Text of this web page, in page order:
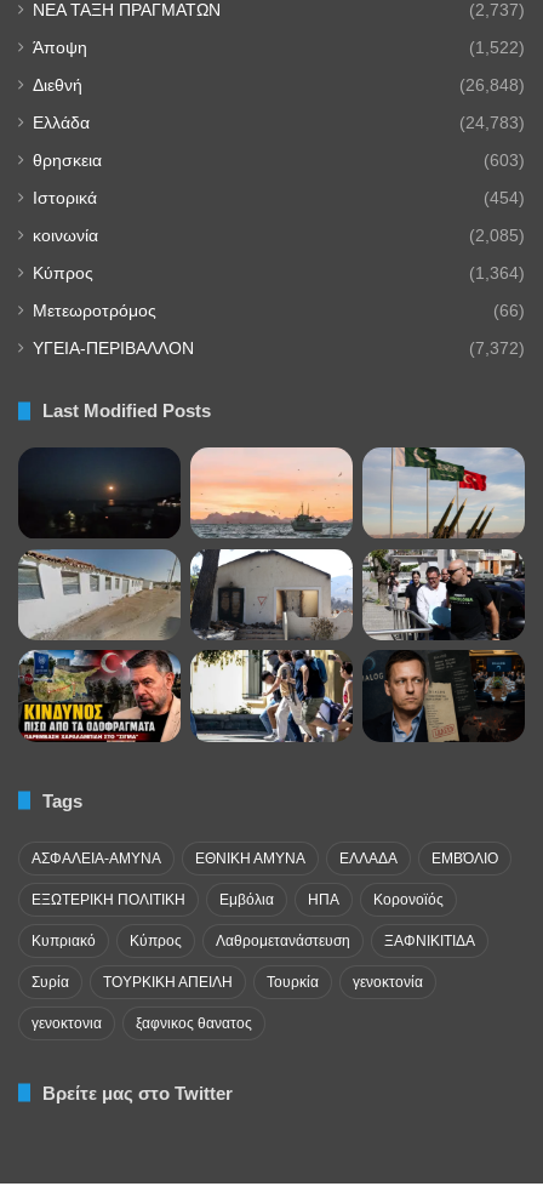
NEA TAΞΗ ΠΡΑΓΜΑΤΩΝ (2,737)
Άποψη (1,522)
Διεθνή (26,848)
Ελλάδα (24,783)
θρησκεια (603)
Ιστορικά (454)
κοινωνία (2,085)
Κύπρος (1,364)
Μετεωροτρόμος (66)
ΥΓΕΙΑ-ΠΕΡΙΒΑΛΛΟΝ (7,372)
Last Modified Posts
Tags
ΑΣΦΑΛΕΙΑ-ΑΜΥΝΑ ΕΘΝΙΚΗ ΑΜΥΝΑ ΕΛΛΑΔΑ ΕΜΒΌΛΙΟ
ΕΞΩΤΕΡΙΚΗ ΠΟΛΙΤΙΚΗ Εμβόλια ΗΠΑ Κορονοϊός
Κυπριακό Κύπρος Λαθρομετανάστευση ΞΑΦΝΙΚΙΤΙΔΑ
Συρία ΤΟΥΡΚΙΚΗ ΑΠΕΙΛΗ Τουρκία γενοκτονία
γενοκτονια ξαφνικος θανατος
Βρείτε μας στο Twitter